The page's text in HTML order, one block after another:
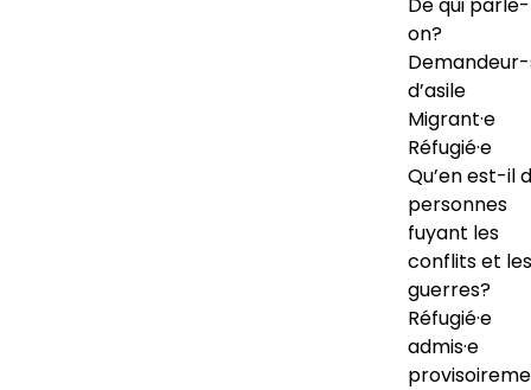
on?
d’asile
Migrant·e
Réfugié·e
Qu’en est-il
personnes
fuyant les
conflits et les
guerres?
Réfugié·e
admis·e